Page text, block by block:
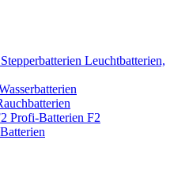
Leuchtbatterien,
Profi-Batterien F2